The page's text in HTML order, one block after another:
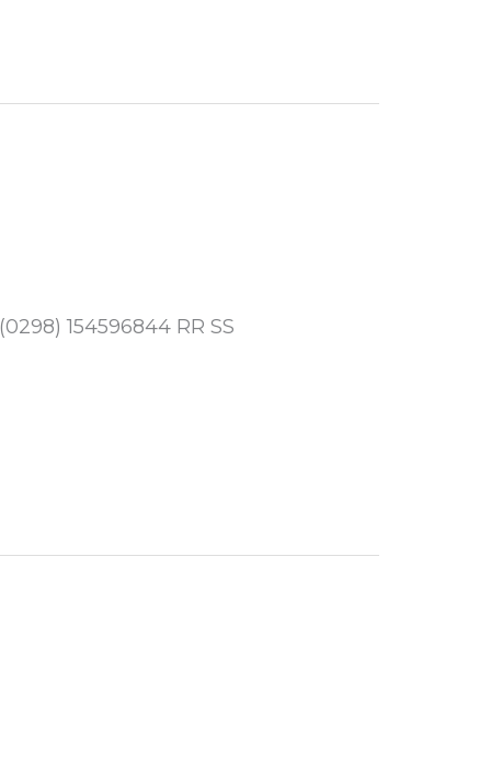
154596844 RR SS